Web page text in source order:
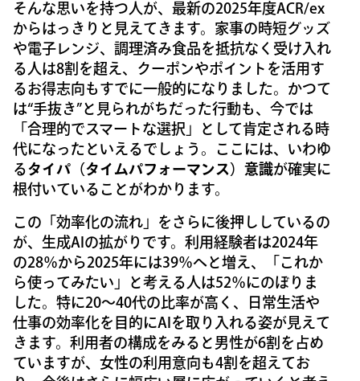
そんな思いを持つ人が、最新の2025年度ACR/ex
からはっきりと見えてきます。家事の時短グッズ
や電子レンジ、調理済み食品を抵抗なく受け入れ
る人は8割を超え、クーポンやポイントを活用す
るお得志向もすでに一般的になりました。かつて
は“手抜き”と見られがちだった行動も、今では
「合理的でスマートな選択」として肯定される時
代になったといえるでしょう。ここには、いわゆ
るタイパ（タイムパフォーマンス）意識が確実に
根付いていることがわかります。
この「効率化の流れ」をさらに後押ししているの
が、生成AIの拡がりです。利用経験者は2024年
の28％から2025年には39％へと増え、「これか
ら使ってみたい」と考える人は52％にのぼりま
した。特に20〜40代の比率が高く、日常生活や
仕事の効率化を目的にAIを取り入れる姿が見えて
きます。利用者の構成をみると男性が6割を占め
ていますが、女性の利用意向も4割を超えてお